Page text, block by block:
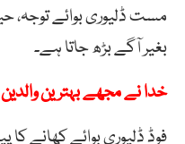
مست ڈلیوری بوائے توجہ،
بغیر آگے بڑھ جاتا ہے۔
خدا نے مجھے بہترین
فوڈ ڈلیوری بوائے کھانے